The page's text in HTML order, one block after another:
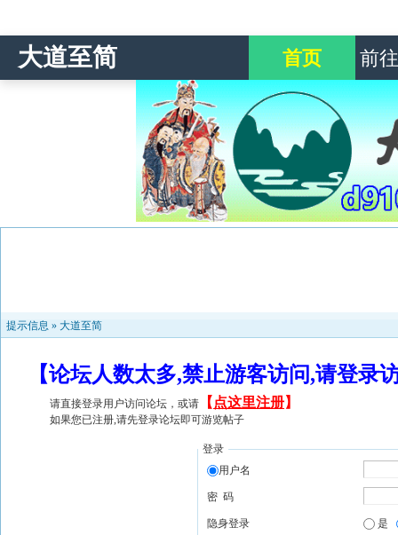
大道至简 首页 前
提示信息 » 大道至简
【论坛人数太多,禁止游客访问,请登
请直接登录用户访问论坛，或请 【 点这里注册】
如果您已注册,请先登录论坛即可游览帖子
登录
用户名
密 码
隐身登录 是